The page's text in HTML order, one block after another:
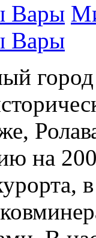
Вары
Вары
на